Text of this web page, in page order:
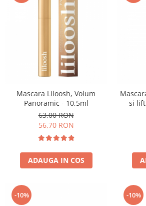
Mascara Liloosh, Volum
Panoramic - 10,5ml
63,00 RON
56,70 RON
ADAUGA IN COS
si
-10% -10%